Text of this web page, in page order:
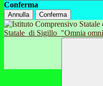
Conferma
Annulla Conferma
Statale di Sigillo "Omnia